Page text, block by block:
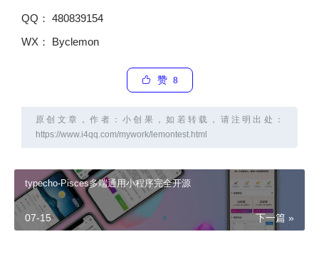
QQ： 480839154
WX： Byclemon
赞 8
原创文章，作者：小创果，如若转载，请注明出处：
https://www.i4qq.com/mywork/lemontest.html
typecho-Pisces多端通用小程序完全开源
下一篇 »
07-15